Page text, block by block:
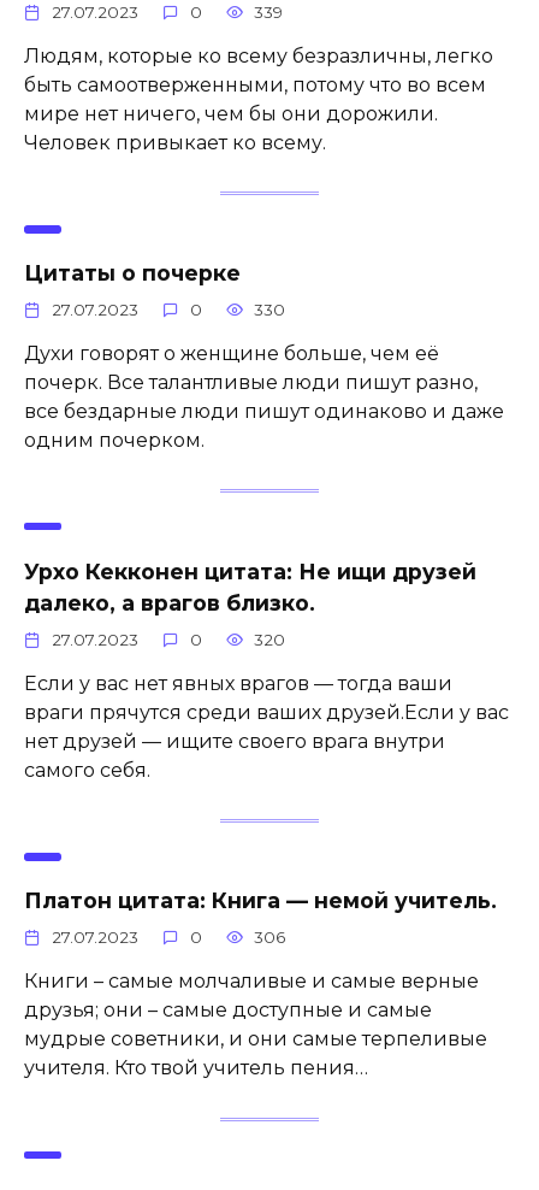
27.07.2023 0 339
Людям, которые ко всему безразличны, легко
быть самоотверженными, потому что во всем
мире нет ничего, чем бы они дорожили.
Человек привыкает ко всему.
Цитаты о почерке
27.07.2023 0 330
Духи говорят о женщине больше, чем её
почерк. Все талантливые люди пишут разно,
все бездарные люди пишут одинаково и даже
одним почерком.
Урхо Кекконен цитата: Не ищи друзей
далеко, а врагов близко.
27.07.2023 0 320
Если у вас нет явных врагов — тогда ваши
враги прячутся среди ваших друзей.Если у вас
нет друзей — ищите своего врага внутри
самого себя.
Платон цитата: Книга — немой учитель.
27.07.2023 0 306
Книги – самые молчаливые и самые верные
друзья; они – самые доступные и самые
мудрые советники, и они самые терпеливые
учителя. Кто твой учитель пения…